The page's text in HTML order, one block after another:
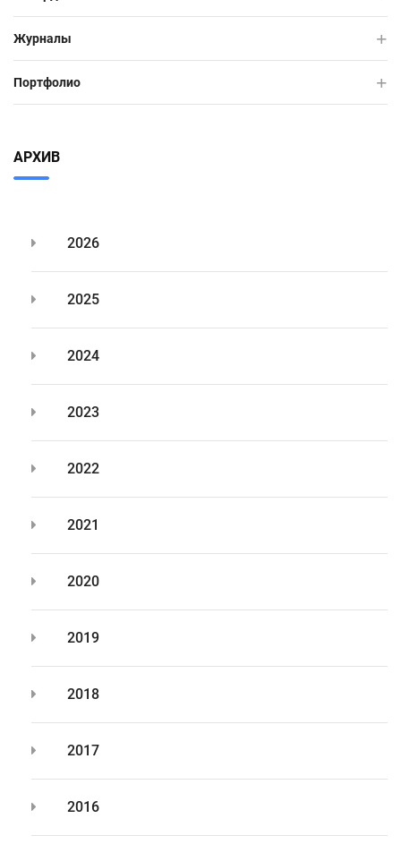
Журналы
Портфолио
АРХИВ
2026
2025
2024
2023
2022
2021
2020
2019
2018
2017
2016